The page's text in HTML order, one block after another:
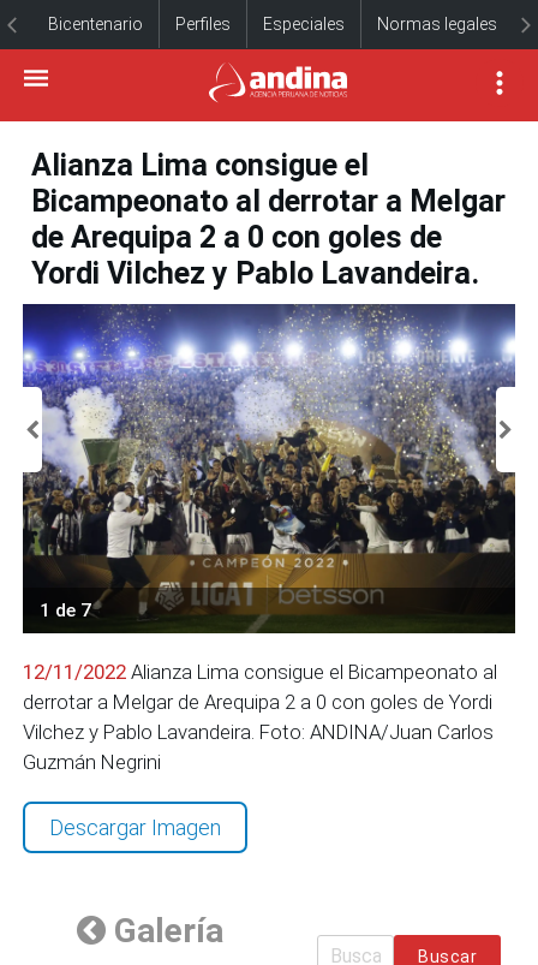
Bicentenario Perfiles Especiales Normas legales
Alianza Lima consigue el
Bicampeonato al derrotar a Melgar
de Arequipa 2 a 0 con goles de
Yordi Vilchez y Pablo Lavandeira.
1 de 7
12/11/2022 Alianza Lima consigue el Bicampeonato al
derrotar a Melgar de Arequipa 2 a 0 con goles de Yordi
Vilchez y Pablo Lavandeira. Foto: ANDINA/Juan Carlos
Guzmán Negrini
Descargar Imagen
Galería
Buscar